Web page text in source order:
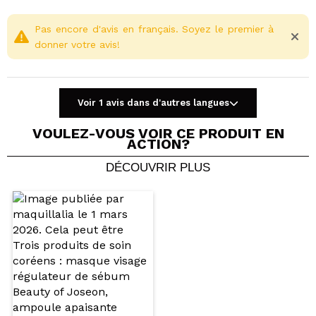
hydrogel Heimish et réveillez-vous avec un teint plus
lumineux, plus hydraté et reposé.
Partager une vidéo ou une photo
Recommandez-vous cet achat?
Pas encore d'avis en français. Soyez le premier à
donner votre avis!
Voir 1 avis dans d'autres langues
VOULEZ-VOUS VOIR CE PRODUIT EN
ACTION?
DÉCOUVRIR PLUS